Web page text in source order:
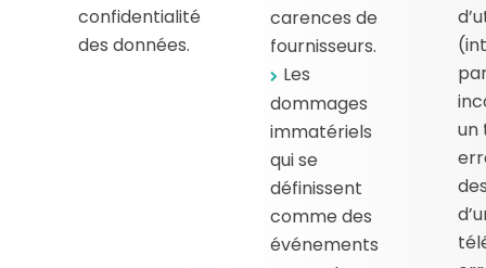
confidentialité
des données.
carences de
fournisseurs.
Les
dommages
immatériels
qui se
définissent
comme des
événements
un